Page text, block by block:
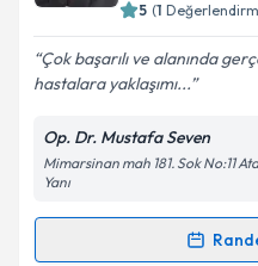
Kişisel verilerimin
kapsamda
Takvim
5 (1
Çok başarılı ve alanında
hastalara yaklaşımı...
Op. Dr. Mustafa Seven
Mimarsinan mah 181. Sok No:11
Yanı
Randevu Takvimi